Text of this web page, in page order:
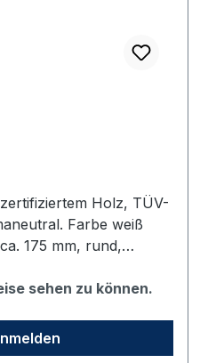
Holz, TÜV-
Farbe weiß
175 mm, rund,
sehen zu können.